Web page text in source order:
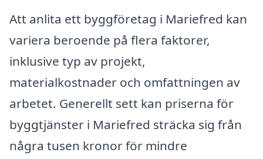
Att anlita ett byggföretag i Mariefred kan
variera beroende på flera faktorer,
inklusive typ av projekt,
materialkostnader och omfattningen av
arbetet. Generellt sett kan priserna för
byggtjänster i Mariefred sträcka sig från
några tusen kronor för mindre